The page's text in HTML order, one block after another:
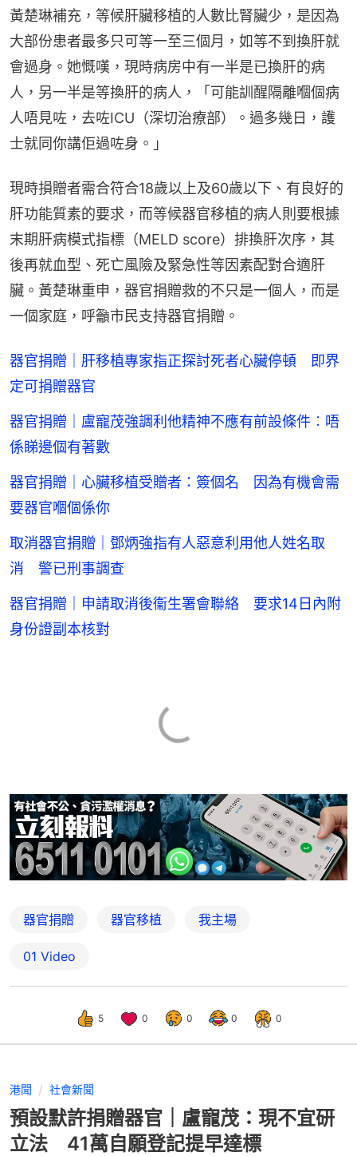
黃楚琳補充，等候肝臟移植的人數比腎臟少，是因為
大部份患者最多只可等一至三個月，如等不到換肝就
會過身。她慨嘆，現時病房中有一半是已換肝的病
人，另一半是等換肝的病人，「可能訓醒隔離嗰個病
人唔見咗，去咗ICU（深切治療部）。過多幾日，護
士就同你講佢過咗身。」
現時損贈者需合符合18歲以上及60歲以下、有良好的
肝功能質素的要求，而等候器官移植的病人則要根據
末期肝病模式指標（MELD score）排換肝次序，其
後再就血型、死亡風險及緊急性等因素配對合適肝
臟。黃楚琳重申，器官捐贈救的不只是一個人，而是
一個家庭，呼籲市民支持器官捐贈。
器官捐贈｜肝移植專家指正探討死者心臟停頓 即界
定可捐贈器官
器官捐贈｜盧寵茂強調利他精神不應有前設條件︰唔
係睇邊個有著數
器官捐贈｜心臟移植受贈者：簽個名 因為有機會需
要器官嗰個係你
取消器官捐贈｜鄧炳強指有人惡意利用他人姓名取
消 警已刑事調查
器官捐贈｜申請取消後衞生署會聯絡 要求14日內附
身份證副本核對
器官捐贈 器官移植 我主場
01 Video
5 0 0 0 0
港聞 社會新聞
預設默許捐贈器官｜盧寵茂：現不宜研
立法 41萬自願登記提早達標